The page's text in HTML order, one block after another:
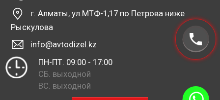
г. Алматы, ул.МТФ-1,17 по Петрова ниже
Рыскулова
info@avtodizel.kz
ПН-ПТ. 09:00 - 17:00
СБ. выходной
ВС. выходной